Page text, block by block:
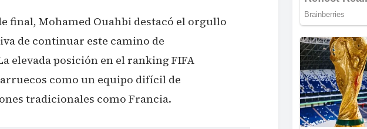
final, Mohamed Ouahbi destacó el orgullo
de continuar este camino de
elevada posición en el ranking FIFA
como un equipo difícil de
tradicionales como Francia.